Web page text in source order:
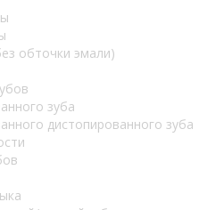
обточки эмали)
зуба
дистопированного зуба